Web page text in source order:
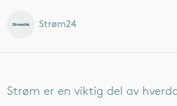
Strøm24
Strøm er en viktig del av